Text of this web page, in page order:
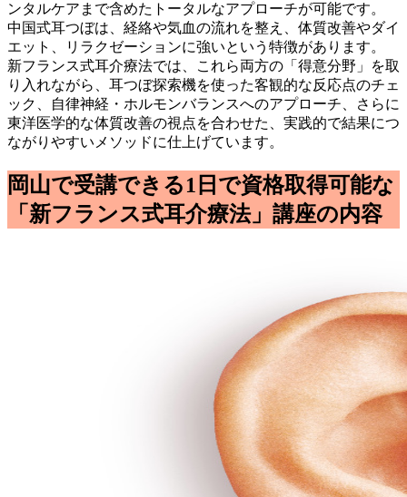
ンタルケアまで含めたトータルなアプローチが可能です。
中国式耳つぼは、経絡や気血の流れを整え、体質改善やダイ
エット、リラクゼーションに強いという特徴があります。
新フランス式耳介療法では、これら両方の「得意分野」を取
り入れながら、耳つぼ探索機を使った客観的な反応点のチェ
ック、自律神経・ホルモンバランスへのアプローチ、さらに
東洋医学的な体質改善の視点を合わせた、実践的で結果につ
ながりやすいメソッドに仕上げています。
岡山で受講できる1日で資格取得可能な
「新フランス式耳介療法」講座の内容